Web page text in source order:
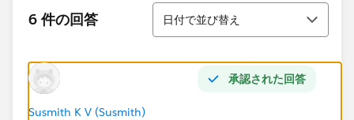
6 件の回答
並び替え
日付で並び替え
承認された回答
Susmith K V (Susmith)